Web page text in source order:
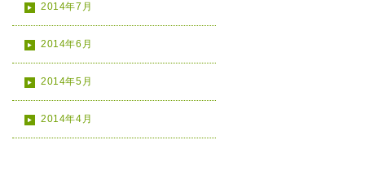
2014年7月
2014年6月
2014年5月
2014年4月